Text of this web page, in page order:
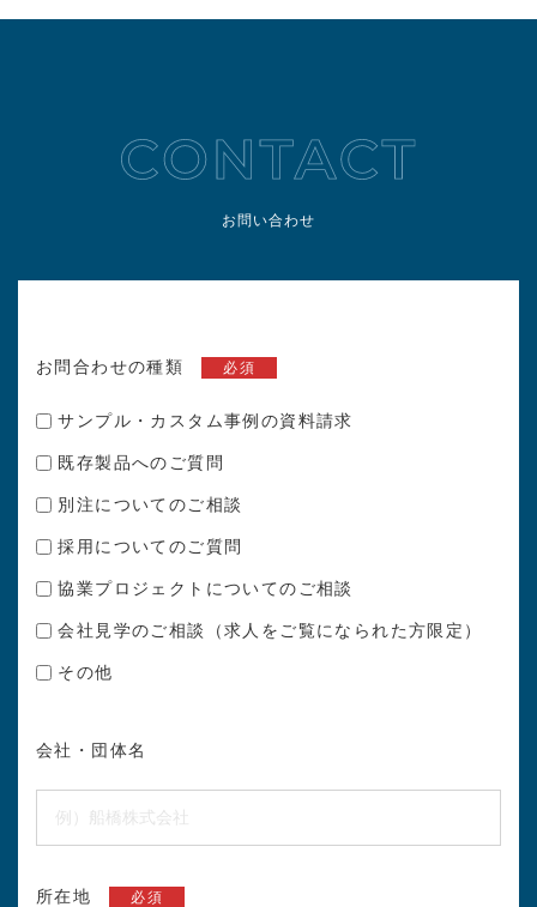
お問い合わせ
お問合わせの種類 必須
サンプル・カスタム事例の資料請求
既存製品へのご質問
別注についてのご相談
採用についてのご質問
協業プロジェクトについてのご相談
会社見学のご相談（求人をご覧になられた方限定）
その他
会社・団体名
所在地 必須